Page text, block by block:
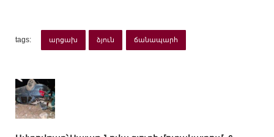
tags: արցախ ձյուն ճանապարհ